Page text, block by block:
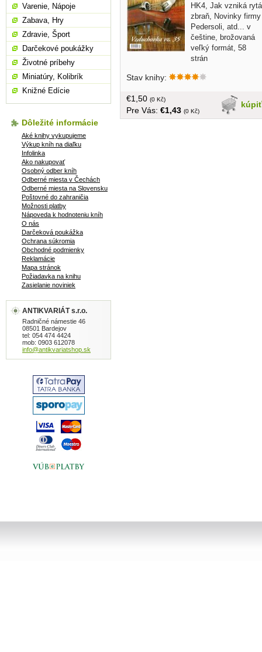
HK4, Jak vzniká rytá
zbraň, Novinky firmy
Pedersoli, atd... v
češtine, brožovaná
veľký formát, 58
strán
Stav knihy:
kúpiť
€1,50 (0 Kč)
Pre Vás: €1,43 (0 Kč)
Varenie, Nápoje
Zabava, Hry
Zdravie, Šport
Darčekové poukážky
Životné príbehy
Miniatúry, Kolibrík
Knižné Edície
Dôležité informácie
Aké knihy vykupujeme
Výkup kníh na diaľku
Infolinka
Ako nakupovať
Osobný odber kníh
Odberné miesta v Čechách
Odberné miesta na Slovensku
Poštovné do zahraničia
Možnosti platby
Nápoveda k hodnoteniu kníh
O nás
Darčeková poukážka
Ochrana súkromia
Obchodné podmienky
Reklamácie
Mapa stránok
Požiadavka na knihu
Zasielanie noviniek
ANTIKVARIÁT s.r.o.
Radničné námestie 46
08501 Bardejov
tel: 054 474 4424
mob: 0903 612078
info@antikvariatshop.sk